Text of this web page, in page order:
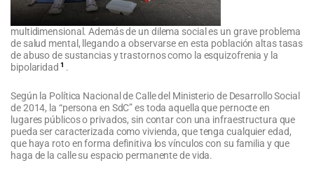
multidimensional. Además de un dilema social es un grave problema
de salud mental, llegando a observarse en esta población altas tasas
de abuso de sustancias y trastornos como la esquizofrenia y la
bipolaridad 1 .
Según la Política Nacional de Calle del Ministerio de Desarrollo Social
de 2014, la “persona en SdC” es toda aquella que pernocte en
lugares públicos o privados, sin contar con una infraestructura que
pueda ser caracterizada como vivienda, que tenga cualquier edad,
que haya roto en forma definitiva los vínculos con su familia y que
haga de la calle su espacio permanente de vida.